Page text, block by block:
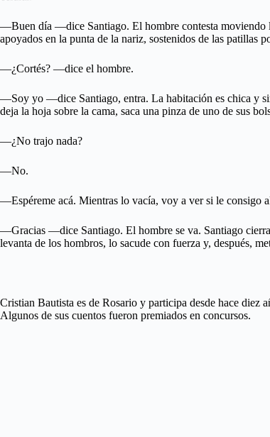
—Buen día —dice Santiago. El hombre contesta moviendo
apoyados en la punta de la nariz, sostenidos de las patillas
—¿Cortés? —dice el hombre.
—Soy yo —dice Santiago, entra. La habitación es chica y
deja la hoja sobre la cama, saca una pinza de uno de sus
—¿No trajo nada?
—No.
—Espéreme acá. Mientras lo vacía, voy a ver si le consigo
—Gracias —dice Santiago. El hombre se va. Santiago
levanta de los hombros, lo sacude con fuerza y, después,
Cristian Bautista es de Rosario y participa desde hace
Algunos de sus cuentos fueron premiados en concursos.